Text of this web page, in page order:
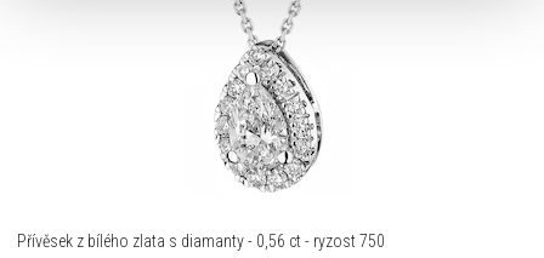
Přívěsek z bílého zlata s diamanty - 0,56 ct - ryzost 750